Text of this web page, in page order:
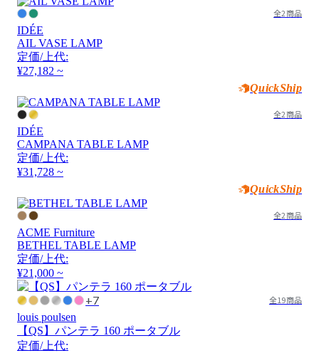
全2商品
IDÉE
AIL VASE LAMP
定価/上代:
¥27,182 ~
QuickShip
全2商品
IDÉE
CAMPANA TABLE LAMP
定価/上代:
¥31,728 ~
QuickShip
全2商品
ACME Furniture
BETHEL TABLE LAMP
定価/上代:
¥21,000 ~
+7 全19商品
louis poulsen
【QS】パンテラ 160 ポータブル
定価/上代: